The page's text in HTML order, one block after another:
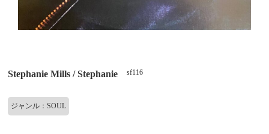
Stephanie Mills / Stephanie sf116
ジャンル：SOUL